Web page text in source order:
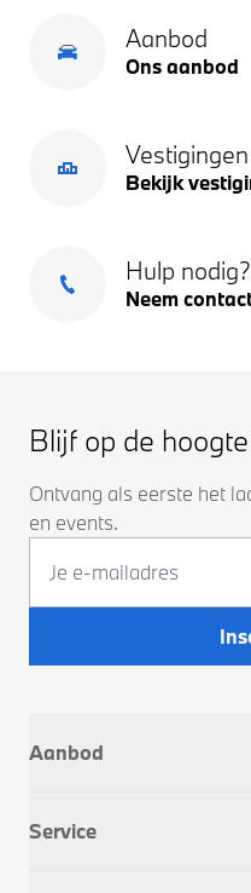
Aanbod
Ons aanbod
Vestigingen
Bekijk
Hulp nodig?
Neem
Blijf op de hoogte
Ontvang als eerste het
en events.
Aanbod
Occasions
Service